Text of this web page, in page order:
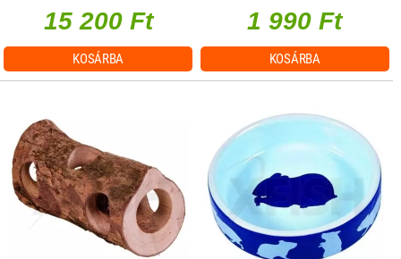
15 200 Ft
KOSÁRBA
1 990 Ft
KOSÁRBA